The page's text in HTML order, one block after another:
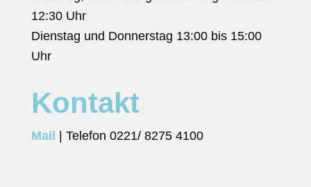
12:30 Uhr
Dienstag und Donnerstag 13:00 bis 15:00
Uhr
Kontakt
Mail | Telefon 0221/ 8275 4100